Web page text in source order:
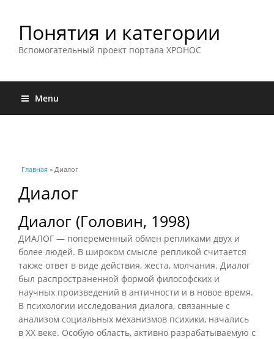
Понятия и категории
Вспомогательный проект портала ХРОНОС
Menu
Вы здесь
Главная » Диалог
Диалог
Диалог (Головин, 1998)
ДИАЛОГ — попеременный обмен репликами двух и
более людей. В широком смысле репликой считается
также ответ в виде действия, жеста, молчания. Диалог
был распространенной формой философских и
научных произведений в античности и в новое время.
В психологии исследования диалога, связанные с
анализом социальных механизмов психики, начались
в XX веке. Особую область, активно разрабатываемую с